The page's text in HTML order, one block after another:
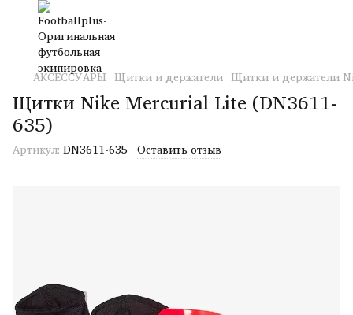
АКСЕССУАРЫ Щитки и держатели Щитки и держатели
Щитки Nike Mercurial Lite (DN3611-
635)
Артикул: DN3611-635 Оставить отзыв